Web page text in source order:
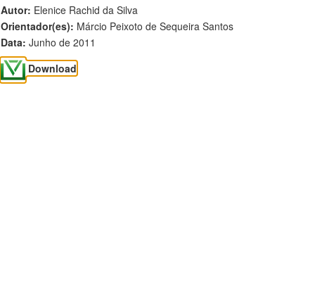
Autor: Elenice Rachid da Silva
Orientador(es): Márcio Peixoto de Sequeira Santos
Data: Junho de 2011
Download